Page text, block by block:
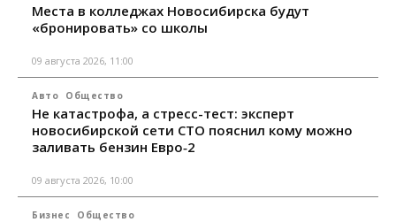
Места в колледжах Новосибирска будут
«бронировать» со школы
09 августа 2026, 11:00
Авто Общество
Не катастрофа, а стресс-тест: эксперт
новосибирской сети СТО пояснил кому можно
заливать бензин Евро‑2
09 августа 2026, 10:00
Бизнес Общество